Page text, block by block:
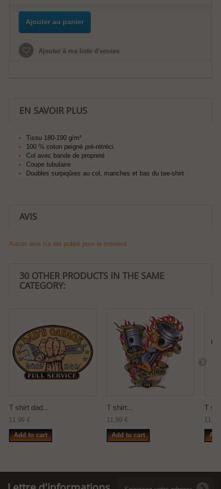
Ajouter au panier
Ajouter à ma liste d'envies
EN SAVOIR PLUS
Tissu 180-190 g/m²
100 % coton peigné pré-rétréci.
Col avec bande de propreté
Coupe tubulaire
Doubles surpiqûres au col, manches et bas du tee-shirt
AVIS
Aucun avis n'a été publié pour le moment.
30 OTHER PRODUCTS IN THE SAME
CATEGORY:
T shirt dad...
11,99 €
Add to cart
T shirt...
11,99 €
Add to cart
T